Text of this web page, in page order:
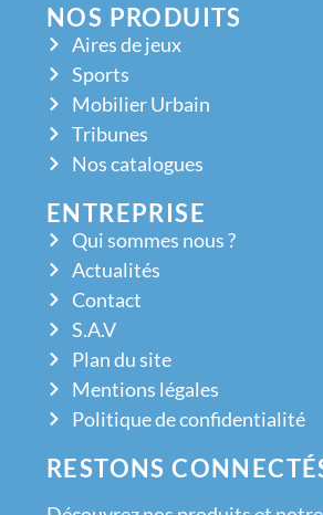
NOS PRODUITS
Aires de jeux
Sports
Mobilier Urbain
Tribunes
Nos catalogues
ENTREPRISE
Qui sommes nous ?
Actualités
Contact
S.A.V
Plan du site
Mentions légales
Politique de confidentialité
RESTONS